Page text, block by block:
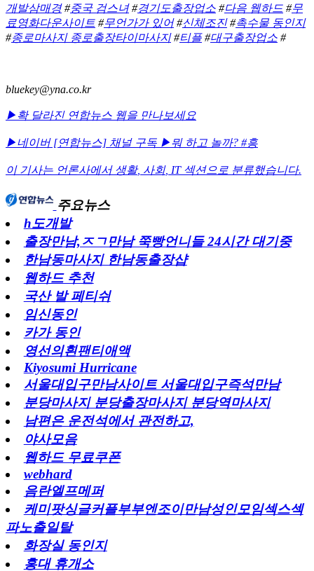
개발삼매경#중국 검스녀#경기도출장업소 #다음 웹하드 #무
료영화다운사이트 #무언가가 있어#신체조진#촉수물 동인지
#종로마사지 종로출장타이마사지#티플#대구출장업소 #
bluekey@yna.co.kr
▶확 달라진 연합뉴스 웹을 만나보세요
▶네이버 [연합뉴스] 채널 구독 ▶뭐 하고 놀까? #흥
이 기사는 언론사에서 생활, 사회, IT섹션으로 분류했습니다.
주요뉴스
h도개발
출장만남,ㅈㄱ만남 쭉빵언니들 24시간 대기중
한남동마사지 한남동출장샵
웹하드 추천
국산 발 페티쉬
임신동인
카가 동인
영선의흰팬티애액
Kiyosumi Hurricane
서울대입구만남사이트 서울대입구즉석만남
분당마사지 분당출장마사지 분당역마사지
남편은 운전석에서 관전하고,
야사모음
웹하드 무료쿠폰
webhard
음란엘프메퍼
케미팟싱글커플부부엔조이만남성인모임섹스섹
파노출일탈
화장실 동인지
홍대 휴개소